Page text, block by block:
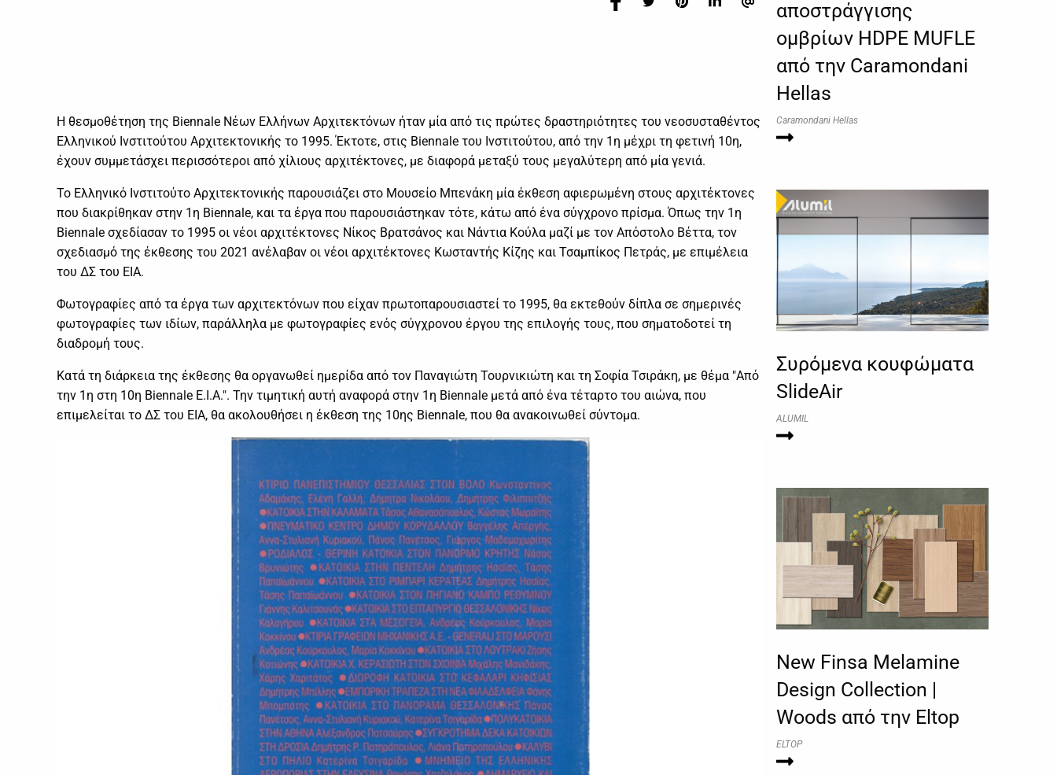
Η θεσμοθέτηση της Biennale Νέων Ελλήνων Αρχιτεκτόνων ήταν μία από τις πρώτες δραστηριότητες του νεοσυσταθέντος
Ελληνικού Ινστιτούτου Αρχιτεκτονικής το 1995. Έκτοτε, στις Biennale του Ινστιτούτου, από την 1η μέχρι τη φετινή 10η,
έχουν συμμετάσχει περισσότεροι από χίλιους αρχιτέκτονες, με διαφορά μεταξύ τους μεγαλύτερη από μία γενιά.
Το Ελληνικό Ινστιτούτο Αρχιτεκτονικής παρουσιάζει στο Μουσείο Μπενάκη μία έκθεση αφιερωμένη στους αρχιτέκτονες
που διακρίθηκαν στην 1η Biennale, και τα έργα που παρουσιάστηκαν τότε, κάτω από ένα σύγχρονο πρίσμα. Όπως την 1η
Biennale σχεδίασαν το 1995 οι νέοι αρχιτέκτονες Νίκος Βρατσάνος και Νάντια Κούλα μαζί με τον Απόστολο Βέττα, τον
σχεδιασμό της έκθεσης του 2021 ανέλαβαν οι νέοι αρχιτέκτονες Κωσταντής Κίζης και Τσαμπίκος Πετράς, με επιμέλεια
του ΔΣ του ΕΙΑ.
Φωτογραφίες από τα έργα των αρχιτεκτόνων που είχαν πρωτοπαρουσιαστεί το 1995, θα εκτεθούν δίπλα σε σημερινές
φωτογραφίες των ιδίων, παράλληλα με φωτογραφίες ενός σύγχρονου έργου της επιλογής τους, που σηματοδοτεί τη
διαδρομή τους.
Κατά τη διάρκεια της έκθεσης θα οργανωθεί ημερίδα από τον Παναγιώτη Τουρνικιώτη και τη Σοφία Τσιράκη, με θέμα "Από
την 1η στη 10η Biennale Ε.Ι.Α.". Την τιμητική αυτή αναφορά στην 1η Biennale μετά από ένα τέταρτο του αιώνα, που
επιμελείται το ΔΣ του ΕΙΑ, θα ακολουθήσει η έκθεση της 10ης Biennale, που θα ανακοινωθεί σύντομα.
αποστράγγισης
ομβρίων HDPE MUFLE
από την Caramondani
Hellas
Caramondani Hellas
Συρόμενα κουφώματα
SlideAir
ALUMIL
New Finsa Melamine
Design Collection |
Woods από την Eltop
ELTOP